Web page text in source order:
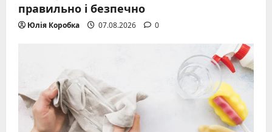
правильно і безпечно
Юлія Коробка 07.08.2026 0